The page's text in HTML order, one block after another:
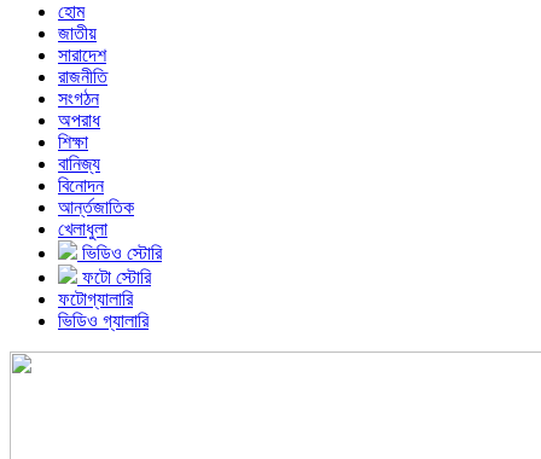
হোম
জাতীয়
সারাদেশ
রাজনীতি
সংগঠন
অপরাধ
শিক্ষা
বানিজ্য
বিনোদন
আর্ন্তজাতিক
খেলাধুলা
ভিডিও স্টোরি
ফটো স্টোরি
ফটোগ্যালারি
ভিডিও গ্যালারি